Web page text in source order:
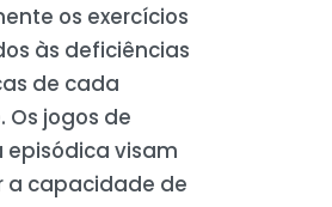
os exercícios
às deficiências
de cada
Os jogos de
episódica visam
a capacidade de